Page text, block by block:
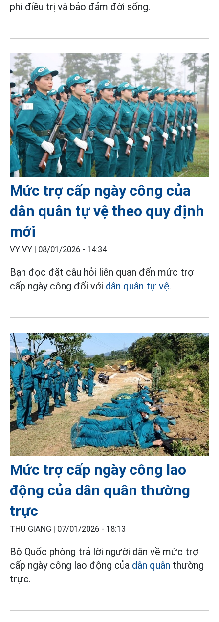
phí điều trị và bảo đảm đời sống.
Mức trợ cấp ngày công của
dân quân tự vệ theo quy định
mới
VY VY | 08/01/2026 - 14:34
Bạn đọc đặt câu hỏi liên quan đến mức trợ
cấp ngày công đối với dân quân tự vệ.
Mức trợ cấp ngày công lao
động của dân quân thường
trực
THU GIANG | 07/01/2026 - 18:13
Bộ Quốc phòng trả lời người dân về mức trợ
cấp ngày công lao động của dân quân thường
trực.